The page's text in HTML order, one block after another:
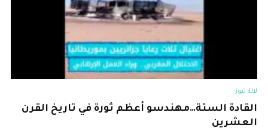
لالة نيوز
القادة الستة…مهندسو أعظم ثورة في تاريخ القرن
العشرين